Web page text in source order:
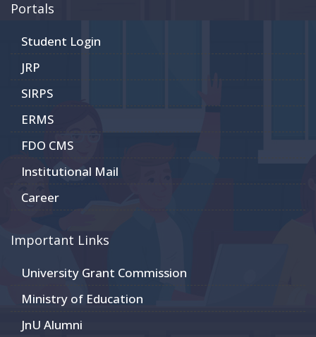
Portals
Student Login
JRP
SIRPS
ERMS
FDO CMS
Institutional Mail
Career
Important Links
University Grant Commission
Ministry of Education
JnU Alumni